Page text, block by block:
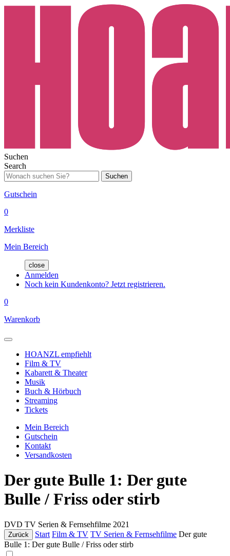
Suchen
Search
Suchen
Gutschein
0
Merkliste
Mein Bereich
close
Anmelden
Noch kein Kundenkonto? Jetzt registrieren.
0
Warenkorb
HOANZL empfiehlt
Film & TV
Kabarett & Theater
Musik
Buch & Hörbuch
Streaming
Tickets
Mein Bereich
Gutschein
Kontakt
Versandkosten
Der gute Bulle 1: Der gute
Bulle / Friss oder stirb
DVD TV Serien & Fernsehfilme 2021
Zurück Start Film & TV TV Serien & Fernsehfilme Der gute
Bulle 1: Der gute Bulle / Friss oder stirb